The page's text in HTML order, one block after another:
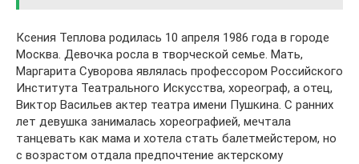
Ксения Теплова родилась 10 апреля 1986 года в городе
Москва. Девочка росла в творческой семье. Мать,
Маргарита Суворова являлась профессором Российского
Института Театрального Искусства, хореограф, а отец,
Виктор Васильев актер театра имени Пушкина. С ранних
лет девушка занималась хореографией, мечтала
танцевать как мама и хотела стать балетмейстером, но
с возрастом отдала предпочтение актерскому